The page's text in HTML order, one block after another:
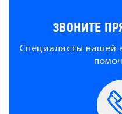
ЗВОНИТЕ
Специалисты нашей